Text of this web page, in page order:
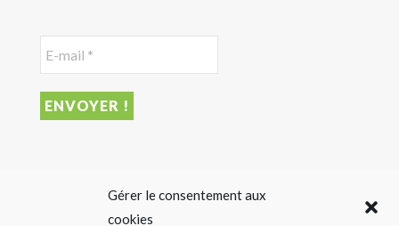
Gérer le consentement aux
cookies
DERNIER ARTICLE